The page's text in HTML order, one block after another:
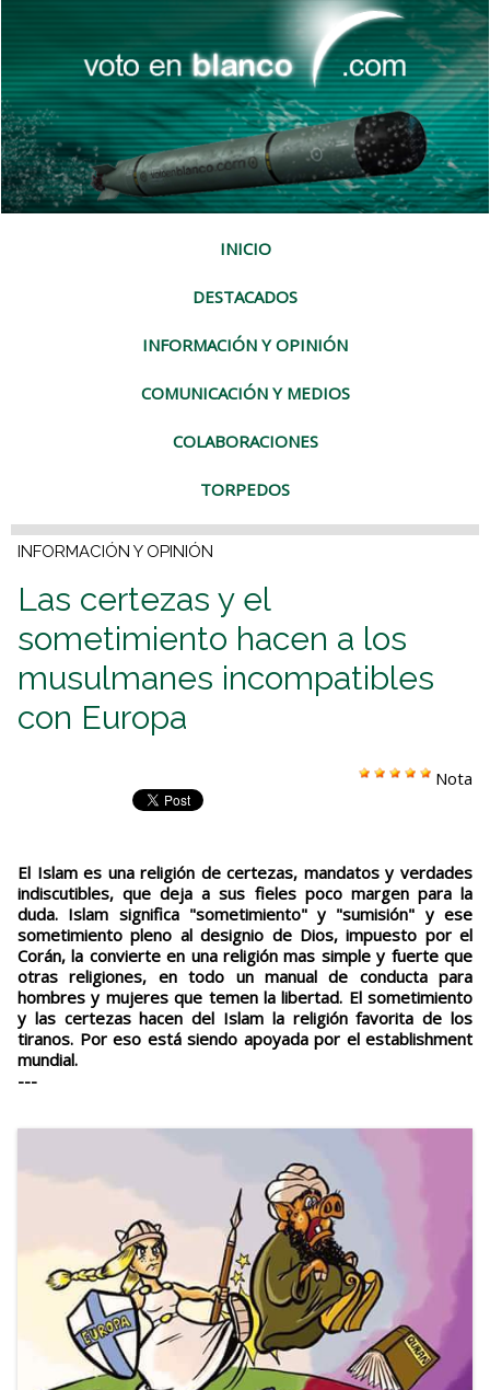
INICIO
DESTACADOS
INFORMACIÓN Y OPINIÓN
COMUNICACIÓN Y MEDIOS
COLABORACIONES
TORPEDOS
INFORMACIÓN Y OPINIÓN
Las certezas y el
sometimiento hacen a los
musulmanes incompatibles
con Europa
Nota
El Islam es una religión de certezas, mandatos y verdades
indiscutibles, que deja a sus fieles poco margen para la
duda. Islam significa "sometimiento" y "sumisión" y ese
sometimiento pleno al designio de Dios, impuesto por el
Corán, la convierte en una religión mas simple y fuerte que
otras religiones, en todo un manual de conducta para
hombres y mujeres que temen la libertad. El sometimiento
y las certezas hacen del Islam la religión favorita de los
tiranos. Por eso está siendo apoyada por el establishment
mundial.
---